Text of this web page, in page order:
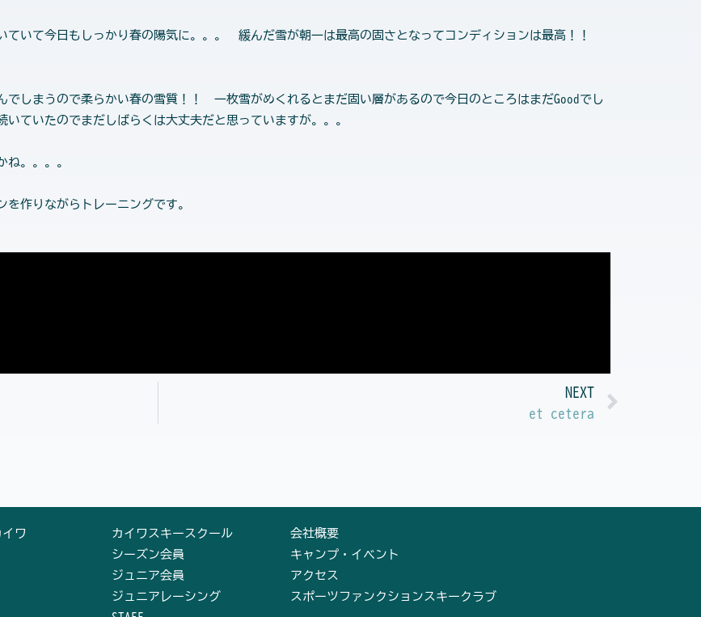
ていて今日もしっかり春の陽気に。。。 緩んだ雪が朝一は最高の固さとなってコンディションは最高！！
しまうので柔らかい春の雪質！！ 一枚雪がめくれるとまだ固い層があるので今日のところはまだGoodでし
ていたのでまだしばらくは大丈夫だと思っていますが。。。
ね。。。。
作りながらトレーニングです。
NEXT
et cetera
ワ
カイワスキースクール
シーズン会員
ジュニア会員
ジュニアレーシング
会社概要
キャンプ・イベント
アクセス
スポーツファンクションスキークラブ